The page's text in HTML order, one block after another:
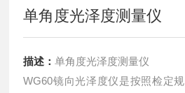
单角度光泽度测量仪
描述：单角度光泽度测量仪
WG60镜向光泽度仪是按照检定